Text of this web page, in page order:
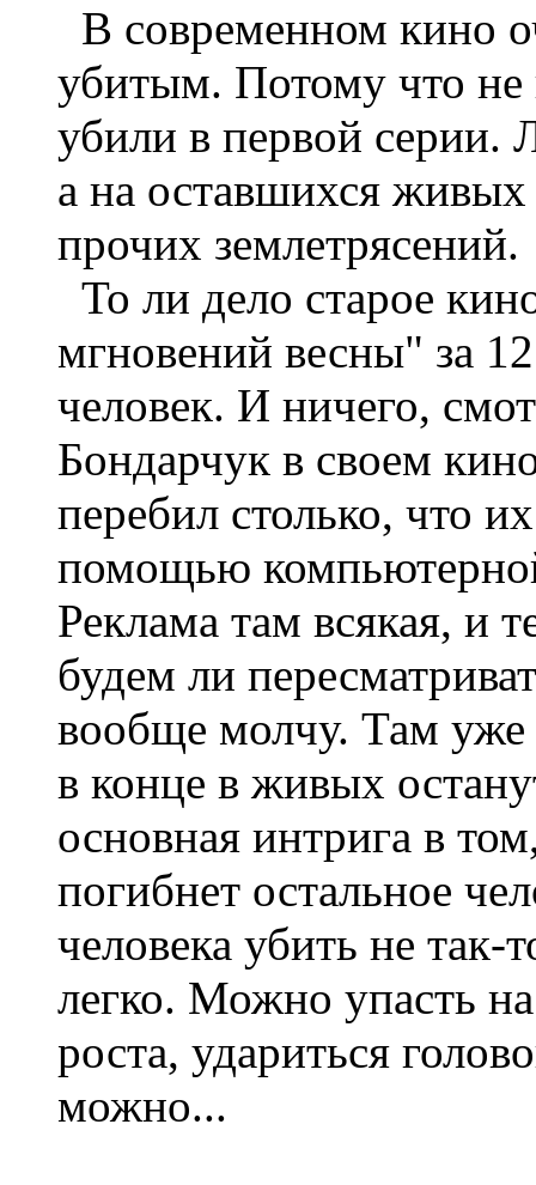
В современном кино
убитым. Потому что не
убили в первой серии.
а на оставшихся живых
прочих землетрясений.
То ли дело старое
мгновений весны" за
человек. И ничего,
Бондарчук в своем
перебил столько, что
помощью
Реклама там всякая, и
будем ли
вообще молчу. Там уже
в конце в живых
основная интрига в
погибнет остальное
человека убить не
легко. Можно упасть
роста, удариться
можно...